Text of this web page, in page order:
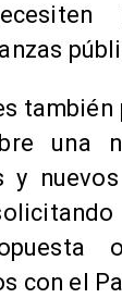
una
y
con el